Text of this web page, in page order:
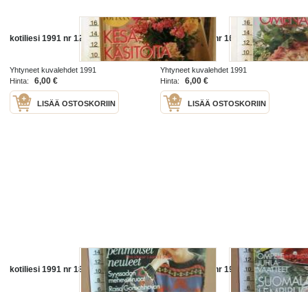
kotiliesi 1991 nr 12
Yhtyneet kuvalehdet 1991
Hinta:
6,00 €
LISÄÄ OSTOSKORIIN
kotiliesi 1991 nr 16
Yhtyneet kuvalehdet 1991
Hinta:
6,00 €
LISÄÄ OSTOSKORIIN
kotiliesi 1991 nr 18 kotiliesi 1991 nr 19